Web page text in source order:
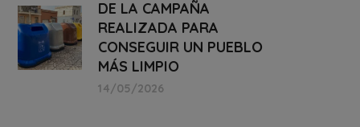
DE LA CAMPAÑA
REALIZADA PARA
CONSEGUIR UN PUEBLO
MÁS LIMPIO
14/05/2026